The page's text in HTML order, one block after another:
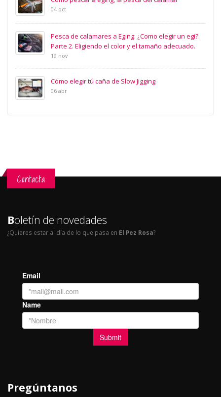
04 oct
Pesca de calamares a Eging: ¿Como elegir un egi?.
Parte 2. Eligiendo el color y el tamaño adecuado.
19 nov
Cómo elegir tú caña de Slow Jigging
06 abr
Contacta
Boletín de novedades
¿Quieres estar al día de lo que pasa en El Pez Rosa?
Pregúntanos